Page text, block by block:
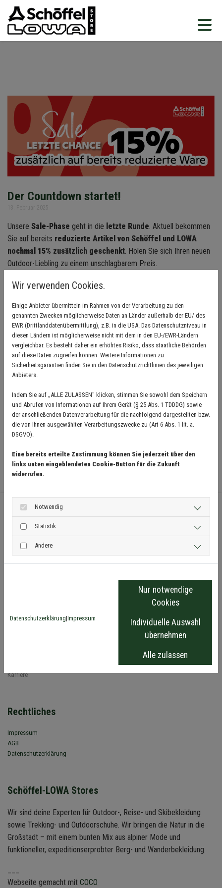
Zurück
Der Countdown startet!
Unsere Sale-Phase geht in die letzte Runde. Aktuell
bekommen
Sie auf bereits reduzierte Artikel von Schöffel und LOWA
nochmal 15% zusätzlich geschenkt. Holen Sie sich Ihren neuen
Outdoor-Liebling zu einem unschlagbarem Preis.
Der Rabatt ist nur für kurze Zeit gültig, also zögern Sie nicht!
Sportliche Grüße,
Ihr Schöffel-LOWA Team
Teilnehmende Stores: Frankfurt, Berlin, Düsseldorf, Ingolstadt,
Regensburg und Kassel
Schöffel-LOWA Sportartikel GmbH & Co. KG
86830 Schwabmünchen
info@schoeffel-lowa.de
Store-Finder
Karriere
Rechtliches
Impressum
AGB
Datenschutzerklärung
Schöffel-LOWA Stores
Wir sind deine Experten für Outdoor-, Reise- und Skibekleidung
sowie Trekking- und Outdoorschuhe. Wir bringen die Natur in die
Großstadt – mit einem bunten Mix aus alpiner Mode und
funktioneller, expeditionserprobter Berg- und Wanderbekleidung.
Webseite gemacht mit COCO
Wir verwenden Cookies.
Einige Anbieter übermitteln im Rahmen von der Verarbeitung zu den
genannten Zwecken möglicherweise Daten an Länder außerhalb der EU/ des
EWR (Drittlanddatenübermittlung), z.B. in die USA. Das Datenschutzniveau in
diesen Ländern ist möglicherweise nicht mit dem in den EU-/EWR-Ländern
vergleichbar. Es besteht daher ein erhöhtes Risiko, dass staatliche Behörden
auf diese Daten zugreifen können. Weitere Informationen zu
Sicherheitsgarantien finden Sie in den Datenschutzrichtlinien des jeweiligen
Anbieters.
Indem Sie auf „ALLE ZULASSEN" klicken, stimmen Sie sowohl dem Speichern
und Abrufen von Informationen auf Ihrem Gerät (§ 25 Abs. 1 TDDDG) sowie
der anschließenden Datenverarbeitung für die nachfolgend dargestellten bzw.
die von Ihnen ausgewählten Verarbeitungszwecke zu (Art 6 Abs. 1 lit. a.
DSGVO).
Eine bereits erteilte Zustimmung können Sie jederzeit über den
links unten eingeblendeten Cookie-Button für die Zukunft
widerrufen.
Notwendig
Statistik
Andere
Datenschutzerklärung|Impressum
Nur notwendige
Cookies
Individuelle Auswahl
übernehmen
Alle zulassen